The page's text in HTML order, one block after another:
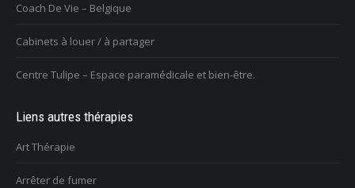
Coach De Vie – Belgique
Cabinets à louer / à partager
Centre Tulipe – Espace paramédicale et bien-être.
Liens autres thérapies
Art Thérapie
Arrêter de fumer